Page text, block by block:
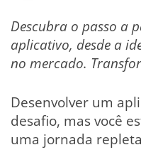
Descubra o passo a
aplicativo, desde a
no mercado.
Desenvolver um
desafio, mas você
uma jornada